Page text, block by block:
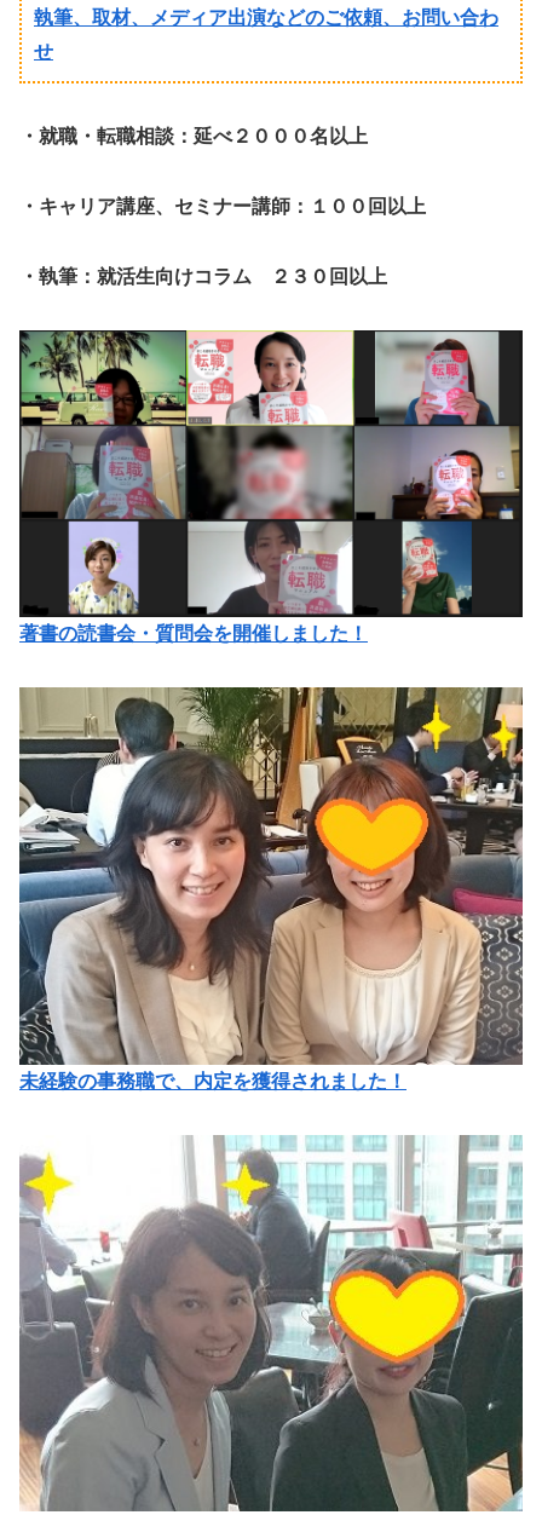
執筆、取材、メディア出演などのご依頼、お問い合わ
せ
・就職・転職相談：延べ２０００名以上
・キャリア講座、セミナー講師：１００回以上
・執筆：就活生向けコラム ２３０回以上
著書の読書会・質問会を開催しました！
未経験の事務職で、内定を獲得されました！